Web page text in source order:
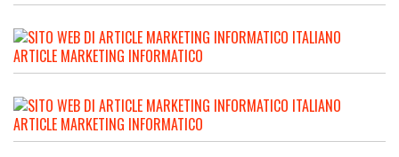
ARTICLE MARKETING INFORMATICO
ARTICLE MARKETING INFORMATICO